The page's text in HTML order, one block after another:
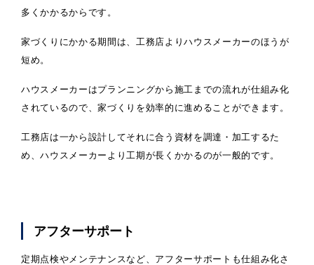
多くかかるからです。
家づくりにかかる期間は、工務店よりハウスメーカーのほうが
短め。
ハウスメーカーはプランニングから施工までの流れが仕組み化
されているので、家づくりを効率的に進めることができます。
工務店は一から設計してそれに合う資材を調達・加工するた
め、ハウスメーカーより工期が長くかかるのが一般的です。
アフターサポート
定期点検やメンテナンスなど、アフターサポートも仕組み化さ